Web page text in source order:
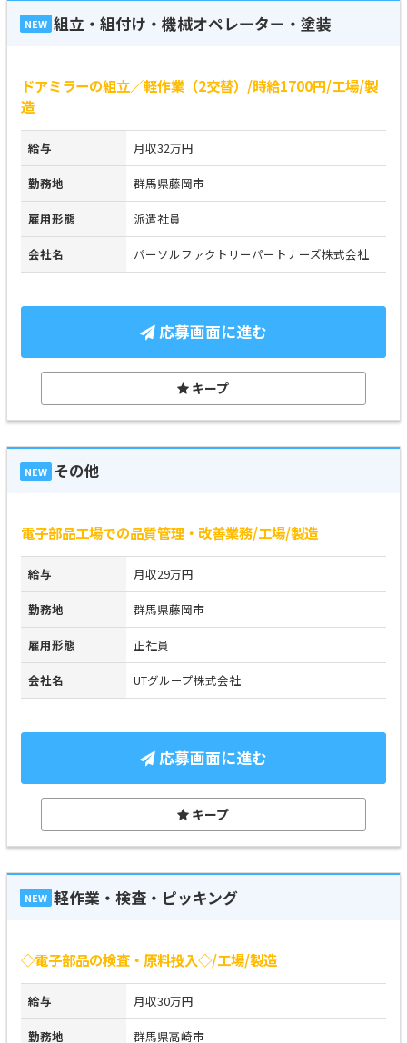
NEW 組立・組付け・機械オペレーター・塗装
ドアミラーの組立／軽作業（2交替）/時給1700円/工場/製
造
給与 月収32万円
勤務地 群馬県藤岡市
雇用形態 派遣社員
会社名 パーソルファクトリーパートナーズ株式会社
応募画面に進む
キープ
NEW その他
電子部品工場での品質管理・改善業務/工場/製造
給与 月収29万円
勤務地 群馬県藤岡市
雇用形態 正社員
会社名 UTグループ株式会社
応募画面に進む
キープ
NEW 軽作業・検査・ピッキング
◇電子部品の検査・原料投入◇/工場/製造
給与 月収30万円
勤務地 群馬県高崎市